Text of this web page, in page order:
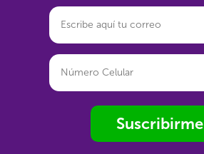
Suscribirme